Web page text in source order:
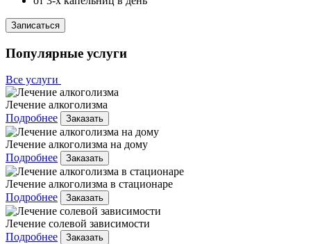
Записаться
Популярные услуги
Все услуги
Лечение алкоголизма
Подробнее
Заказать
Лечение алкоголизма на дому
Подробнее
Заказать
Лечение алкоголизма в стационаре
Подробнее
Заказать
Лечение солевой зависимости
Подробнее
Заказать